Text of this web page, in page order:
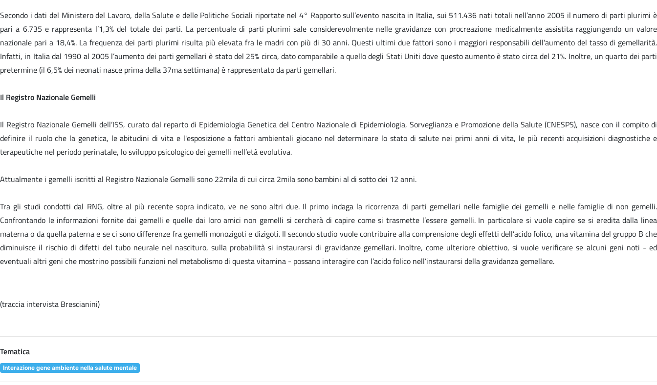
Secondo i dati del Ministero del Lavoro, della Salute e delle Politiche Sociali riportate nel 4° Rapporto sull’evento nascita in Italia, sui 511.436 nati totali nell’anno 2005 il numero di parti plurimi è
pari a 6.735 e rappresenta l’1,3% del totale dei parti. La percentuale di parti plurimi sale considerevolmente nelle gravidanze con procreazione medicalmente assistita raggiungendo un valore
nazionale pari a 18,4%. La frequenza dei parti plurimi risulta più elevata fra le madri con più di 30 anni. Questi ultimi due fattori sono i maggiori responsabili dell’aumento del tasso di gemellarità.
Infatti, in Italia dal 1990 al 2005 l’aumento dei parti gemellari è stato del 25% circa, dato comparabile a quello degli Stati Uniti dove questo aumento è stato circa del 21%. Inoltre, un quarto dei parti
pretermine (il 6,5% dei neonati nasce prima della 37ma settimana) è rappresentato da parti gemellari.
Il Registro Nazionale Gemelli
Il Registro Nazionale Gemelli dell’ISS, curato dal reparto di Epidemiologia Genetica del Centro Nazionale di Epidemiologia, Sorveglianza e Promozione della Salute (CNESPS), nasce con il compito di
definire il ruolo che la genetica, le abitudini di vita e l'esposizione a fattori ambientali giocano nel determinare lo stato di salute nei primi anni di vita, le più recenti acquisizioni diagnostiche e
terapeutiche nel periodo perinatale, lo sviluppo psicologico dei gemelli nell’età evolutiva.
Attualmente i gemelli iscritti al Registro Nazionale Gemelli sono 22mila di cui circa 2mila sono bambini al di sotto dei 12 anni.
Tra gli studi condotti dal RNG, oltre al più recente sopra indicato, ve ne sono altri due. Il primo indaga la ricorrenza di parti gemellari nelle famiglie dei gemelli e nelle famiglie di non gemelli.
Confrontando le informazioni fornite dai gemelli e quelle dai loro amici non gemelli si cercherà di capire come si trasmette l’essere gemelli. In particolare si vuole capire se si eredita dalla linea
materna o da quella paterna e se ci sono differenze fra gemelli monozigoti e dizigoti. Il secondo studio vuole contribuire alla comprensione degli effetti dell’acido folico, una vitamina del gruppo B che
diminuisce il rischio di difetti del tubo neurale nel nascituro, sulla probabilità si instaurarsi di gravidanze gemellari. Inoltre, come ulteriore obiettivo, si vuole verificare se alcuni geni noti - ed
eventuali altri geni che mostrino possibili funzioni nel metabolismo di questa vitamina - possano interagire con l’acido folico nell’instaurarsi della gravidanza gemellare.
(traccia intervista Brescianini)
Tematica
Interazione gene ambiente nella salute mentale